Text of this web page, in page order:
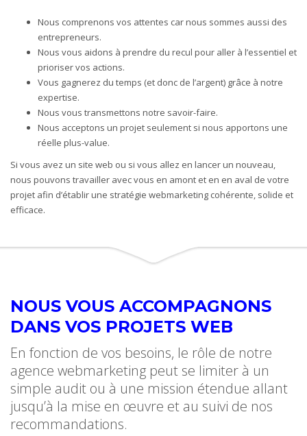
Nous comprenons vos attentes car nous sommes aussi des
entrepreneurs.
Nous vous aidons à prendre du recul pour aller à l’essentiel et
prioriser vos actions.
Vous gagnerez du temps (et donc de l’argent) grâce à notre
expertise.
Nous vous transmettons notre savoir-faire.
Nous acceptons un projet seulement si nous apportons une
réelle plus-value.
Si vous avez un site web ou si vous allez en lancer un nouveau,
nous pouvons travailler avec vous en amont et en en aval de votre
projet afin d’établir une stratégie webmarketing cohérente, solide et
efficace.
NOUS VOUS ACCOMPAGNONS
DANS VOS PROJETS WEB
En fonction de vos besoins, le rôle de notre
agence webmarketing peut se limiter à un
simple audit ou à une mission étendue allant
jusqu’à la mise en œuvre et au suivi de nos
recommandations.